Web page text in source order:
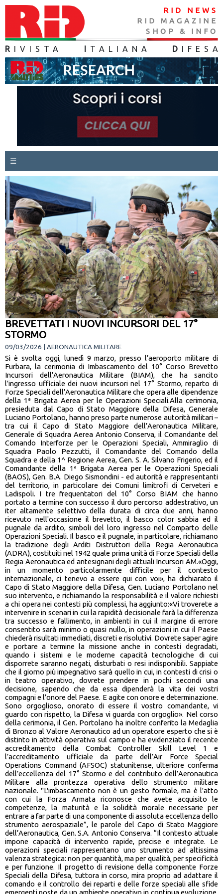
RID NEWS
RID MAGAZINE
SHOP & INFO
R IVISTA TALIANA D IFES A
☰
BREVETTATI I NUOVI INCURSORI DEL 17°
STORMO
09/03/2026 | AERONAUTICA MILITARE
Si è svolta oggi, lunedì 9 marzo, presso l’aeroporto militare di
Furbara, la cerimonia di Imbascamento del 10° Corso Brevetto
Incursori dell’Aeronautica Militare (BIAM), che ha sancito
l’ingresso ufficiale dei nuovi incursori nel 17° Stormo, reparto di
Forze Speciali dell’Aeronautica Militare che opera alle dipendenze
della 1ª Brigata Aerea per le Operazioni Speciali.Alla cerimonia,
presieduta dal Capo di Stato Maggiore della Difesa, Generale
Luciano Portolano, hanno preso parte numerose autorità militari –
tra cui il Capo di Stato Maggiore dell’Aeronautica Militare,
Generale di Squadra Aerea Antonio Conserva, il Comandante del
Comando Interforze per le Operazioni Speciali, Ammiraglio di
Squadra Paolo Pezzutti, il Comandante del Comando della
Squadra e della 1^ Regione Aerea, Gen. S. A. Silvano Frigerio, ed il
Comandante della 1ª Brigata Aerea per le Operazioni Speciali
(BAOS), Gen. B.A. Diego Sismondini - ed autorità e rappresentanti
del territorio, in particolare dei Comuni limitrofi di Cerveteri e
Ladispoli. I tre frequentatori del 10° Corso BIAM che hanno
portato a termine con successo il duro percorso addestrativo, un
iter altamente selettivo della durata di circa due anni, hanno
ricevuto nell'occasione il brevetto, il basco color sabbia ed il
pugnale da ardito, simboli del loro ingresso nel Comparto delle
Operazioni Speciali. Il basco e il pugnale, in particolare, richiamano
la tradizione degli Arditi Distruttori della Regia Aeronautica
(ADRA), costituiti nel 1942 quale prima unità di Forze Speciali della
Regia Aeronautica ed antesignani degli attuali Incursori AM.«Oggi,
in un momento particolarmente difficile per il contesto
internazionale, ci tenevo a essere qui con voi», ha dichiarato il
Capo di Stato Maggiore della Difesa, Gen. Luciano Portolano nel
suo intervento, e richiamando la responsabilità e il valore richiesti
a chi opera nei contesti più complessi, ha aggiunto:«Vi troverete a
intervenire in scenari in cui la rapidità decisionale farà la differenza
tra successo e fallimento, in ambienti in cui il margine di errore
consentito sarà minimo o quasi nullo, in operazioni in cui il Paese
chiederà risultati immediati, discreti e risolutivi. Dovrete saper agire
e portare a termine la missione anche in contesti degradati,
quando i sistemi e le moderne capacità tecnologiche di cui
disporrete saranno negati, disturbati o resi indisponibili. Sappiate
che il giorno più impegnativo sarà quello in cui, in contesti di crisi o
in teatro operativo, dovrete prendere in pochi secondi una
decisione, sapendo che da essa dipenderà la vita dei vostri
compagni e l’onore del Paese. E agite con onore e determinazione.
Sono orgoglioso, onorato di essere il vostro comandante, vi
guardo con rispetto, la Difesa vi guarda con orgoglio». Nel corso
della cerimonia, il Gen. Portolano ha inoltre conferito la Medaglia
di Bronzo al Valore Aeronautico ad un operatore esperto che si è
distinto in attività operativa sul campo e ha evidenziato il recente
accreditamento della Combat Controller Skill Level 1 e
l’accreditamento ufficiale da parte dell’Air Force Special
Operations Command (AFSOC) statunitense, ulteriore conferma
dell’eccellenza del 17° Stormo e del contributo dell’Aeronautica
Militare alla prontezza operativa dello strumento militare
nazionale. "L'imbascamento non è un gesto formale, ma è l'atto
con cui la Forza Armata riconosce che avete acquisito le
competenze, la maturità e la solidità morale necessarie per
entrare a far parte di una componente di assoluta eccellenza dello
strumento aerospaziale”, le parole del Capo di Stato Maggiore
dell’Aeronautica, Gen. S.A. Antonio Conserva. “Il contesto attuale
impone capacità di intervento rapide, precise e integrate. Le
operazioni speciali rappresentano uno strumento ad altissima
valenza strategica: non per quantità, ma per qualità, per specificità
e per funzione. Il progetto di revisione della componente Forze
Speciali della Difesa, tuttora in corso, mira proprio ad adattare il
comando e il controllo dei reparti e delle forze speciali alle sfide
emergenti poste da un ambiente operativo in continua evoluzione,